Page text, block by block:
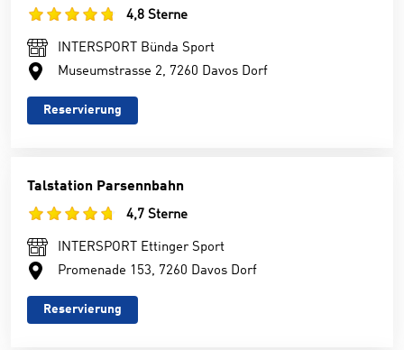
4,8 Sterne
INTERSPORT Bünda Sport
Museumstrasse 2, 7260 Davos Dorf
Reservierung
Talstation Parsennbahn
4,7 Sterne
INTERSPORT Ettinger Sport
Promenade 153, 7260 Davos Dorf
Reservierung